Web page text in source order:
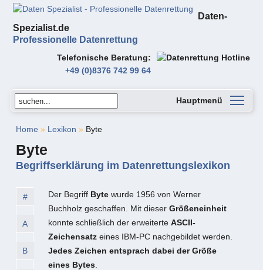
Daten-
Spezialist.de
Professionelle Datenrettung
Telefonische Beratung
+49 (0)8376 742 99 64
Hauptmenü
Home » Lexikon »Byte
Byte
Begriffserklärung im Datenrettungslexikon
#
A
B
Der Begriff Bytewurde 1956 von Werner
Buchholz geschaffen. Mit dieser Größeneinheit
konnte schließlich der erweiterte ASCII-
Zeichensatzeines IBM-PC nachgebildet werden.
Jedes Zeichen entsprach dabei der Größe
eines Bytes.